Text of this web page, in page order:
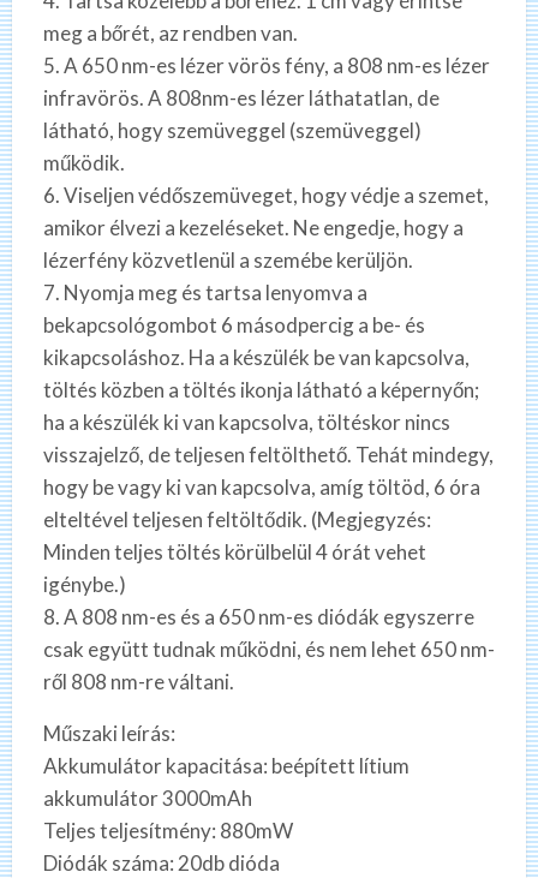
meg a bőrét, az rendben van.
5. A 650 nm-es lézer vörös fény, a 808 nm-es lézer
infravörös. A 808nm-es lézer láthatatlan, de
látható, hogy szemüveggel (szemüveggel)
működik.
6. Viseljen védőszemüveget, hogy védje a szemet,
amikor élvezi a kezeléseket. Ne engedje, hogy a
lézerfény közvetlenül a szemébe kerüljön.
7. Nyomja meg és tartsa lenyomva a
bekapcsológombot 6 másodpercig a be- és
kikapcsoláshoz. Ha a készülék be van kapcsolva,
töltés közben a töltés ikonja látható a képernyőn;
ha a készülék ki van kapcsolva, töltéskor nincs
visszajelző, de teljesen feltölthető. Tehát mindegy,
hogy be vagy ki van kapcsolva, amíg töltöd, 6 óra
elteltével teljesen feltöltődik. (Megjegyzés:
Minden teljes töltés körülbelül 4 órát vehet
igénybe.)
8. A 808 nm-es és a 650 nm-es diódák egyszerre
csak együtt tudnak működni, és nem lehet 650 nm-
ről 808 nm-re váltani.
Műszaki leírás:
Akkumulátor kapacitása: beépített lítium
akkumulátor 3000mAh
Teljes teljesítmény: 880mW
Diódák száma: 20db dióda